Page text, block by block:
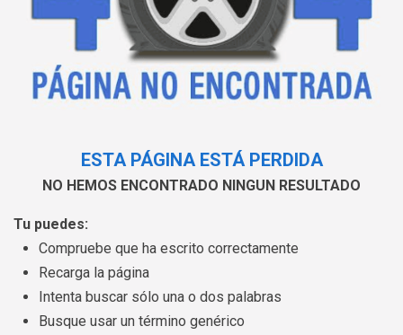
ESTA PÁGINA ESTÁ PERDIDA
NO HEMOS ENCONTRADO NINGUN RESULTADO
Tu puedes:
Compruebe que ha escrito correctamente
Recarga la página
Intenta buscar sólo una o dos palabras
Busque usar un término genérico